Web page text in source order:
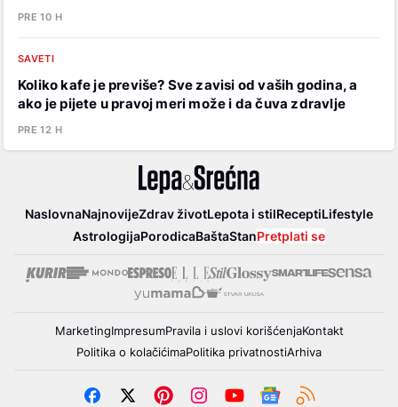
PRE 10 H
SAVETI
Koliko kafe je previše? Sve zavisi od vaših godina, a
ako je pijete u pravoj meri može i da čuva zdravlje
PRE 12 H
Lepa
NaslovnaNajnovijeZdrav životLepota i stilReceptiLifestyle
AstrologijaPorodicaBaštaStanPretplati se
MarketingImpresumPravila i uslovi korišćenjaKontakt
Politika o kolačićimaPolitika privatnostiArhiva